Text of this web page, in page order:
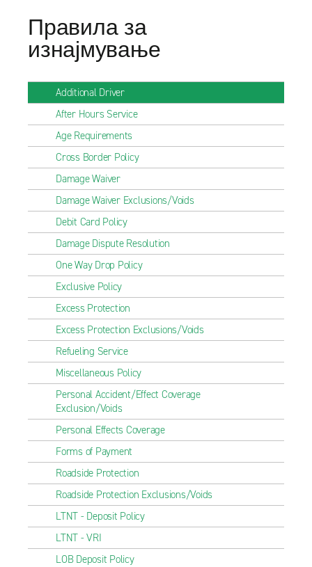
Правила за
изнајмување
Additional Driver
After Hours Service
Age Requirements
Cross Border Policy
Damage Waiver
Damage Waiver Exclusions/Voids
Debit Card Policy
Damage Dispute Resolution
One Way Drop Policy
Exclusive Policy
Excess Protection
Excess Protection Exclusions/Voids
Refueling Service
Miscellaneous Policy
Personal Accident/Effect Coverage
Exclusion/Voids
Personal Effects Coverage
Forms of Payment
Roadside Protection
Roadside Protection Exclusions/Voids
LTNT - Deposit Policy
LTNT - VRI
LOB Deposit Policy